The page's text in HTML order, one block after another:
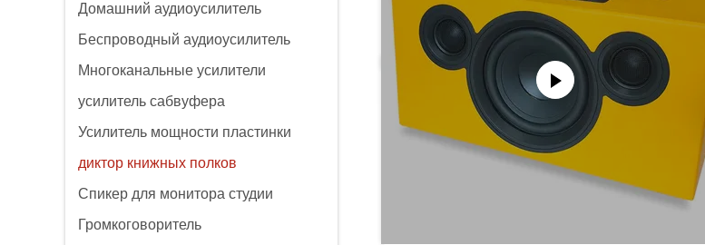
Домашний аудиоусилитель
Беспроводный аудиоусилитель
Многоканальные усилители
усилитель сабвуфера
Усилитель мощности пластинки
диктор книжных полков
Спикер для монитора студии
Громкоговоритель